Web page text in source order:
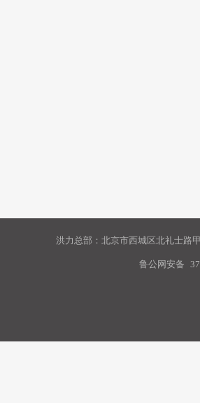
洪力总部：北京市西城区北礼士路
鲁公网安备